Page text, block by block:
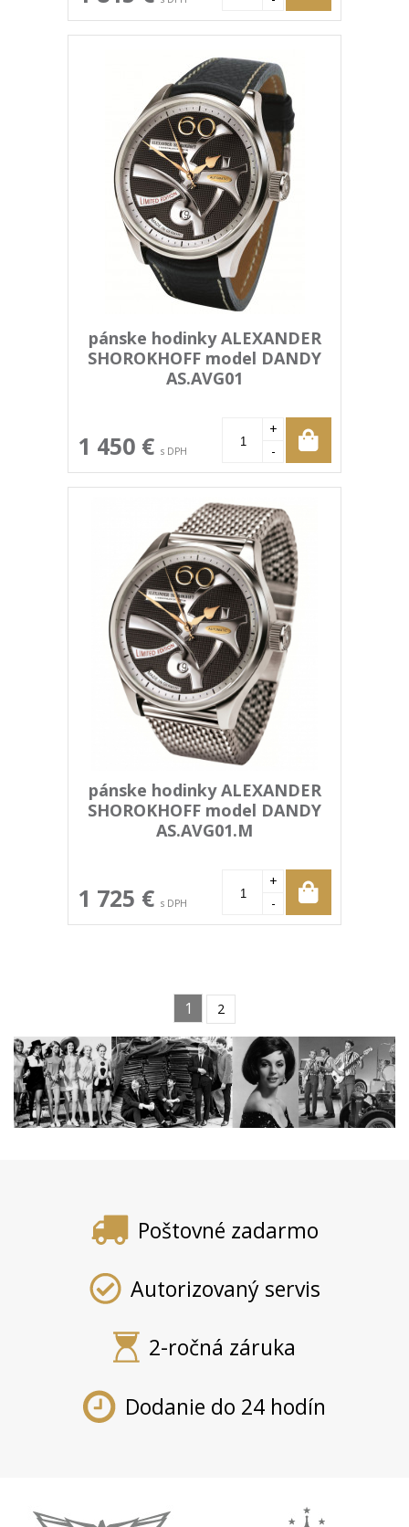
pánske hodinky ALEXANDER
SHOROKHOFF model DANDY
AS.AVG01
1 450 € s DPH
+
-
pánske hodinky ALEXANDER
SHOROKHOFF model DANDY
AS.AVG01.M
1 725 € s DPH
+
-
1 2
Poštovné zadarmo
Autorizovaný servis
2-ročná záruka
Dodanie do 24 hodín